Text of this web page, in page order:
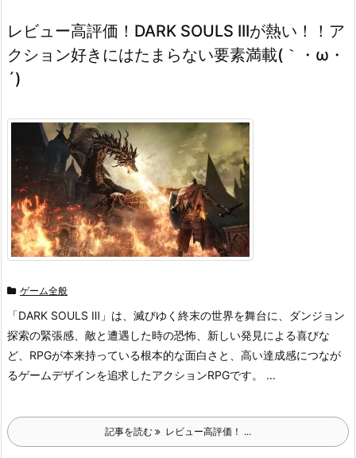
レビュー高評価！DARK SOULS IIIが熱い！！ア
クション好きにはたまらない要素満載(｀・ω・
´)
ゲーム全般
「DARK SOULS Ⅲ」は、滅びゆく終末の世界を舞台に、ダンジョン
探索の緊張感、敵と遭遇した時の恐怖、新しい発見による喜びな
ど、RPGが本来持っている根本的な面白さと、高い達成感につなが
るゲームデザインを追求したアクションRPGです。 ...
記事を読む レビュー高評価！ ...